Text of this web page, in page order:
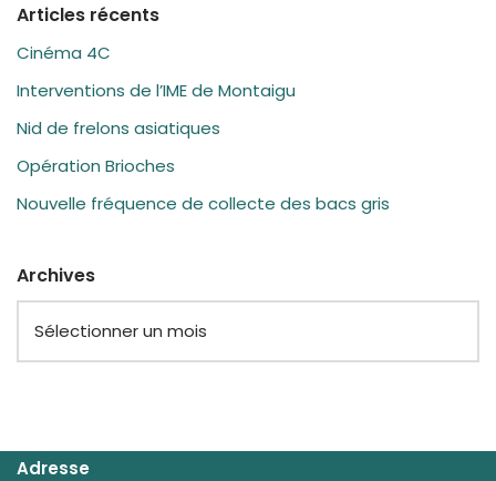
Articles récents
Cinéma 4C
Interventions de l’IME de Montaigu
Nid de frelons asiatiques
Opération Brioches
Nouvelle fréquence de collecte des bacs gris
Archives
Adresse